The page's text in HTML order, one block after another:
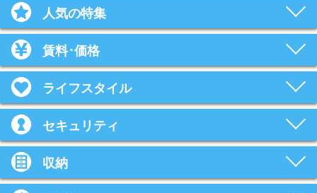
人気の特集
賃料･価格
ライフスタイル
セキュリティ
収納